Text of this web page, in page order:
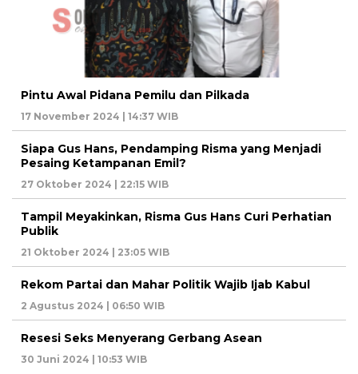
Pintu Awal Pidana Pemilu dan Pilkada
17 November 2024 | 14:37 WIB
Siapa Gus Hans, Pendamping Risma yang Menjadi
Pesaing Ketampanan Emil?
27 Oktober 2024 | 22:15 WIB
Tampil Meyakinkan, Risma Gus Hans Curi Perhatian
Publik
21 Oktober 2024 | 23:05 WIB
Rekom Partai dan Mahar Politik Wajib Ijab Kabul
2 Agustus 2024 | 06:50 WIB
Resesi Seks Menyerang Gerbang Asean
30 Juni 2024 | 10:53 WIB